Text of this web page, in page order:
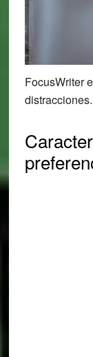
FocusWriter
distracciones.